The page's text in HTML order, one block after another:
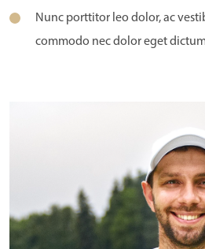
Nunc porttitor leo dolor, ac
commodo nec dolor eget